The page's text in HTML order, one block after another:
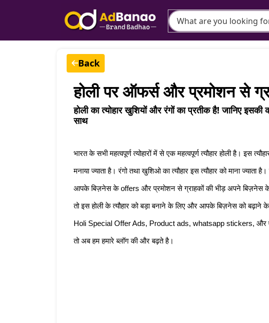
Back
होली पर ऑफर्स और प्रमोशन से
होली का त्योहार खुशियों और रंगों का प्रतीक है! जानिए
साथ
भारत के सभी महत्वपूर्ण त्योहारों में से एक महत्वपूर्ण त्यौहार होली है। इस
मनाया ज्याता है। रंगो तथा खुशिओ का त्यौहार इस त्यौहार को माना
आपके बिज़नेस के offers और प्रमोशन से ग्राहकों की भीड़ अपने बिज़नेस
तो इस होली के त्यौहार को बड़ा बनाने के लिए और आपके बिज़नेस को
Holi Special Offer Ads, Product ads, whatsapp stickers, और
तो अब हम हमारे ब्लॉग की और बढ़ते है।